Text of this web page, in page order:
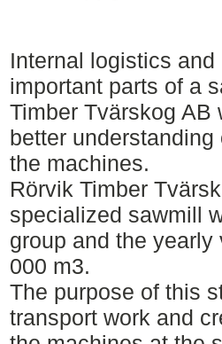
Internal logistics
important parts of a
Timber Tvärskog AB
better
the machines.
Rörvik Timber
specialized sawmill
group and the
000 m3.
The purpose of this
transport work and